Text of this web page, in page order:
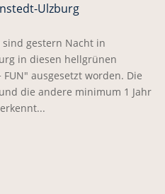
Ulzburg
gestern Nacht in
in diesen hellgrünen
ausgesetzt worden. Die
die andere minimum 1 Jahr